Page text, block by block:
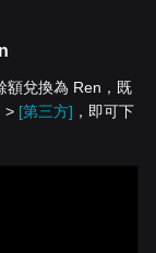
額兌換為 Ren，既
> [第三方] ，即可下